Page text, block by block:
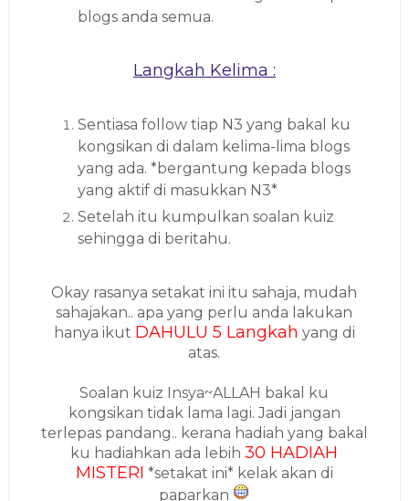
blogs anda semua.
Langkah Kelima :
Sentiasa follow tiap N3 yang bakal ku
kongsikan di dalam kelima-lima blogs
yang ada. *bergantung kepada blogs
yang aktif di masukkan N3*
Setelah itu kumpulkan soalan kuiz
sehingga di beritahu.
Okay rasanya setakat ini itu sahaja, mudah
sahajakan.. apa yang perlu anda lakukan
hanya ikut DAHULU 5 Langkah yang di
atas.
Soalan kuiz Insya~ALLAH bakal ku
kongsikan tidak lama lagi. Jadi jangan
terlepas pandang.. kerana hadiah yang bakal
ku hadiahkan ada lebih30 HADIAH
MISTERI *setakat ini* kelak akan di
paparkan